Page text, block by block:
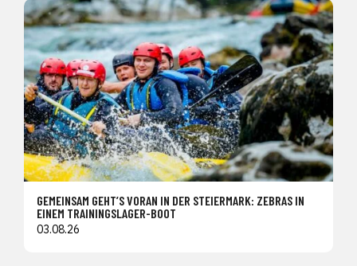
GEMEINSAM GEHT’S VORAN IN DER STEIERMARK: ZEBRAS IN
EINEM TRAININGSLAGER-BOOT
03.08.26